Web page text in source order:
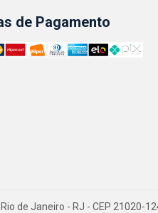
de Pagamento
de Janeiro - RJ - CEP 21020-